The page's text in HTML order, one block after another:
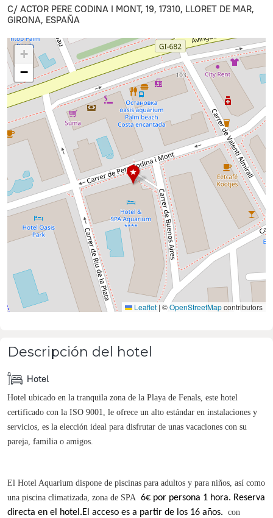
C/ ACTOR PERE CODINA I MONT, 19, 17310, LLORET DE MAR,
GIRONA, ESPAÑA
+
−
Leaflet | ©OpenStreetMapcontributors
Descripción del hotel
Hotel
Hotel ubicado en la tranquila zona de la Playa de Fenals, este hotel
certificado con la ISO 9001, le ofrece un alto estándar en instalaciones y
servicios, es la elección ideal para disfrutar de unas vacaciones con su
pareja, familia o amigos.
El Hotel Aquarium dispone de piscinas para adultos y para niños, así como
una piscina climatizada, zona de SPA 6€ por persona 1 hora. Reserva
directa en el hotel.El acceso es a partir de los 16 años. con